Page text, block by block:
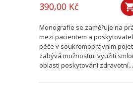
390,00 Kč
Monografie se zaměřuje na
mezi pacientem a
péče v soukromoprávním
zabývá možnostmi využití
oblasti poskytování zdravotní...